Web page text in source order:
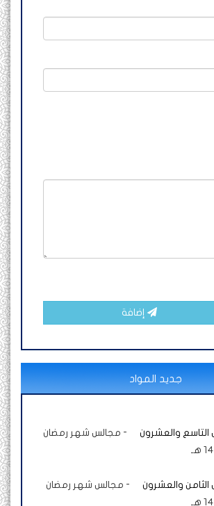
إضافة
جديد المواد
التاسع والعشرون - مجالس شهر رمضان
والعشرون - مجالس شهر رمضان